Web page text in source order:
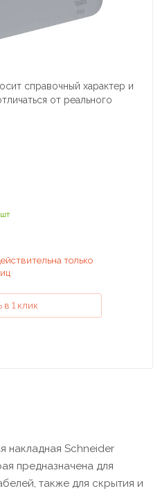
справочный характер и
от реального
только
в 1 клик
накладная Schneider
предназначена для
также для скрытия и